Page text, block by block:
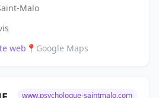
Malo
web 📍 Google Maps
www.psychologue-saintmalo.com